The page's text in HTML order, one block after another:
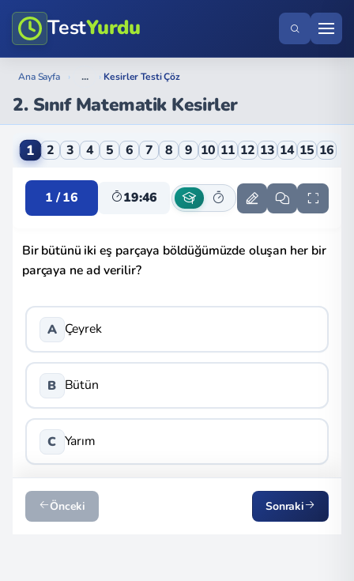
TestYurdu
Ana Sayfa › ... › Kesirler Testi Çöz
2. Sınıf Matematik Kesirler
2. Sınıf Matematik Kesirler Online Testi
1 2 3 4 5 6 7 8 9 10 11 12 13 14 15 16
1 / 16 19:46
Bir bütünü iki eş parçaya böldüğümüzde oluşan her bir
parçaya ne ad verilir?
A Çeyrek
B Bütün
C Yarım
Önceki Sonraki